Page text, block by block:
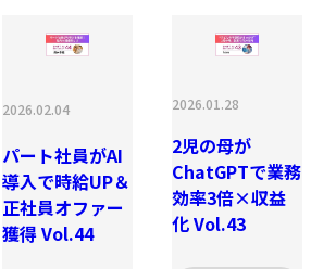
2026.02.04
パート社員がAI
導入で時給UP＆
正社員オファー
獲得 Vol.44
2026.01.28
2児の母が
ChatGPTで業務
効率3倍×収益
化 Vol.43